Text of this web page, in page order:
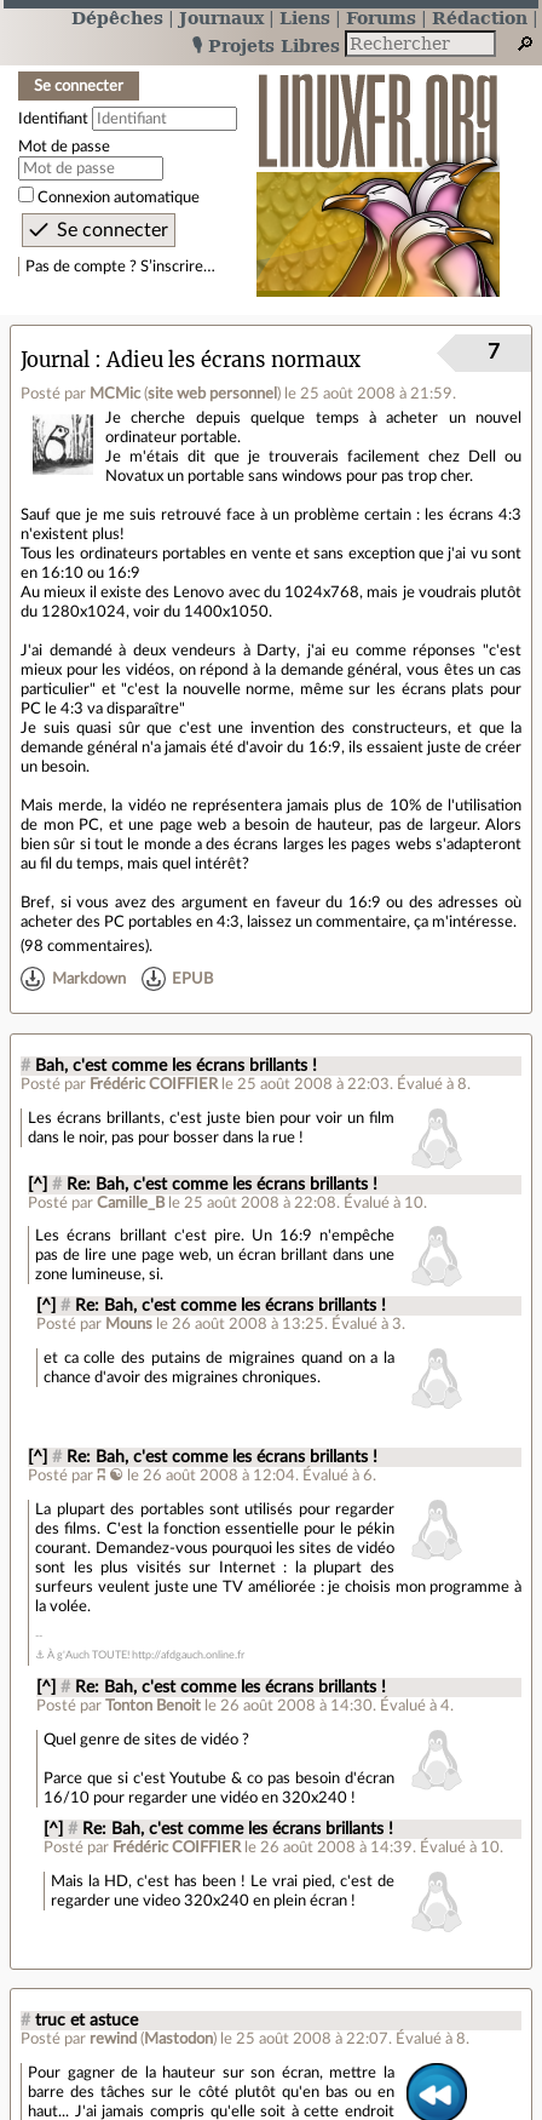
Dépêches Journaux Liens Forums
Rédaction
🎙️ Projets Libres
Se connecter
Identifiant
Mot de passe
Connexion automatique
Pas de compte ? S’inscrire…
Journal Adieu les écrans normaux
Posté par MCMic(site web personnel ) le 25 août 2008 à 21:59.
7
Je cherche depuis quelque temps à acheter un nouvel
ordinateur portable.
Je m'étais dit que je trouverais facilement chez Dell ou
Novatux un portable sans windows pour pas trop cher.
Sauf que je me suis retrouvé face à un problème certain : les écrans 4:3
n'existent plus!
Tous les ordinateurs portables en vente et sans exception que j'ai vu sont
en 16:10 ou 16:9
Au mieux il existe des Lenovo avec du 1024x768, mais je voudrais plutôt
du 1280x1024, voir du 1400x1050.
J'ai demandé à deux vendeurs à Darty, j'ai eu comme réponses "c'est
mieux pour les vidéos, on répond à la demande général, vous êtes un cas
particulier" et "c'est la nouvelle norme, même sur les écrans plats pour
PC le 4:3 va disparaître"
Je suis quasi sûr que c'est une invention des constructeurs, et que la
demande général n'a jamais été d'avoir du 16:9, ils essaient juste de créer
un besoin.
Mais merde, la vidéo ne représentera jamais plus de 10% de l'utilisation
de mon PC, et une page web a besoin de hauteur, pas de largeur. Alors
bien sûr si tout le monde a des écrans larges les pages webs s'adapteront
au fil du temps, mais quel intérêt?
Bref, si vous avez des argument en faveur du 16:9 ou des adresses où
acheter des PC portables en 4:3, laissez un commentaire, ça m'intéresse.
(98 commentaires).
Markdown EPUB
# Bah, c'est comme les écrans brillants !
Posté par Frédéric COIFFIER le 25 août 2008 à 22:03. Évalué à 8.
Les écrans brillants, c'est juste bien pour voir un film
dans le noir, pas pour bosser dans la rue !
[^] # Re: Bah, c'est comme les écrans brillants !
Posté parCamille_B le 25 août 2008 à 22:08. Évalué à 10.
Les écrans brillant c'est pire. Un 16:9 n'empêche
pas de lire une page web, un écran brillant dans une
zone lumineuse, si.
[^] # Re: Bah, c'est comme les écrans brillants !
Posté par Mouns le 26 août 2008 à 13:25.Évalué à 3.
et ca colle des putains de migraines quand on a la
chance d'avoir des migraines chroniques.
[^] # Re: Bah, c'est comme les écrans brillants !
Posté parʭ ☯ le 26 août 2008 à 12:04. Évalué à6.
La plupart des portables sont utilisés pour regarder
des films. C'est la fonction essentielle pour le pékin
courant. Demandez-vous pourquoi les sites de vidéo
sont les plus visités sur Internet : la plupart des
surfeurs veulent juste une TV améliorée : je choisis mon programme à
la volée.
⚓ À g'Auch TOUTE! http://afdgauch.online.fr
[^] # Re: Bah, c'est comme les écrans brillants !
Posté par Tonton Benoit le 26 août 2008 à 14:30. Évalué à 4.
Quel genre de sites de vidéo ?
Parce que si c'est Youtube & co pas besoin d'écran
16/10 pour regarder une vidéo en 320x240 !
[^] # Re: Bah, c'est comme les écrans brillants !
Posté par Frédéric COIFFIER le 26 août 2008 à 14:39. Évalué à 10.
Mais la HD, c'est has been ! Le vrai pied, c'est de
regarder une video 320x240 en plein écran !
# truc et astuce
Posté par rewind ( Mastodon) le 25 août 2008 à 22:07. Évalué à 8.
Pour gagner de la hauteur sur son écran, mettre la
barre des tâches sur le côté plutôt qu'en bas ou en
haut... J'ai jamais compris qu'elle soit à cette endroit